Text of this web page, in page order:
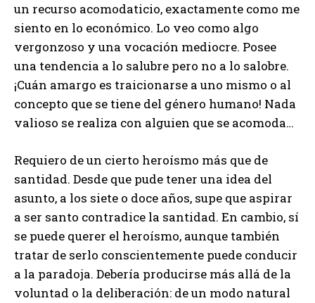
un recurso acomodaticio, exactamente como me
siento en lo económico. Lo veo como algo
vergonzoso y una vocación mediocre. Posee
una tendencia a lo salubre pero no a lo salobre.
¡Cuán amargo es traicionarse a uno mismo o al
concepto que se tiene del género humano! Nada
valioso se realiza con alguien que se acomoda…
Requiero de un cierto heroísmo más que de
santidad. Desde que pude tener una idea del
asunto, a los siete o doce años, supe que aspirar
a ser santo contradice la santidad. En cambio, sí
se puede querer el heroísmo, aunque también
tratar de serlo conscientemente puede conducir
a la paradoja. Debería producirse más allá de la
voluntad o la deliberación: de un modo natural